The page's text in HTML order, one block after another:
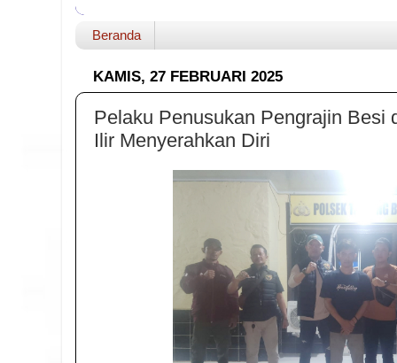
Beranda
KAMIS, 27 FEBRUARI 2025
Pelaku Penusukan Pengrajin Besi
Ilir Menyerahkan Diri